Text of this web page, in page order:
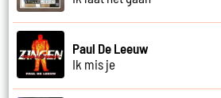
Paul De Leeuw
Ik mis je